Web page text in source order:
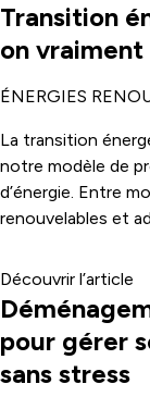
Transition
on vraiment
ÉNERGIES
La transition
notre modèle de
d’énergie. Entre
renouvelables et
Les
leurs choix et leurs
comprendre ces
Une dynamique
transformations
Découvrir l’article
pour gérer
sans stress